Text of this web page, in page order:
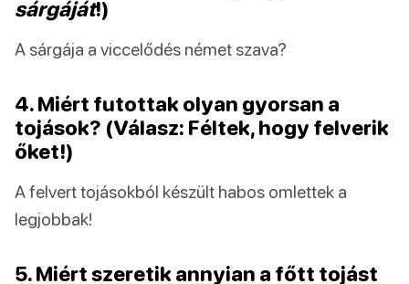
sárgáját!)
A sárgája a viccelődés német szava?
4. Miért futottak olyan gyorsan a
tojások? (Válasz: Féltek, hogy felverik
őket!)
A felvert tojásokból készült habos omlettek a
legjobbak!
5. Miért szeretik annyian a főtt tojást